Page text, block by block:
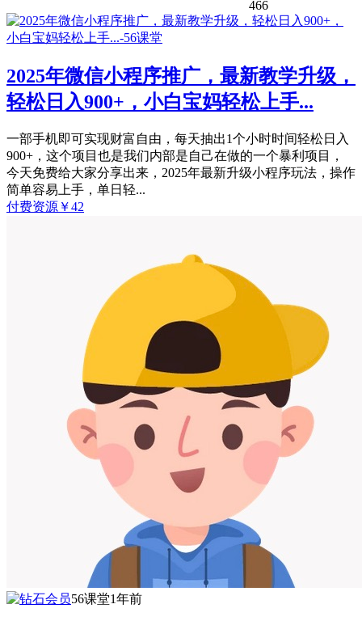
466
2025年微信小程序推广，最新教学升级，
轻松日入900+，小白宝妈轻松上手...
一部手机即可实现财富自由，每天抽出1个小时时间轻松日入
900+，这个项目也是我们内部是自己在做的一个暴利项目，
今天免费给大家分享出来，2025年最新升级小程序玩法，操作
简单容易上手，单日轻...
付费资源 ￥42
56课堂1年前